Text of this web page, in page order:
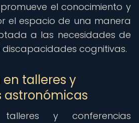
el conocimiento y
el espacio de una manera
a las necesidades de
cognitivas.
talleres y
astronómicas
y conferencias